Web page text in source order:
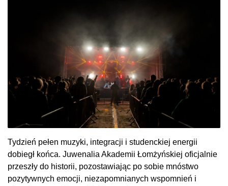
Tydzień pełen muzyki, integracji i studenckiej energii
dobiegł końca. Juwenalia Akademii Łomżyńskiej oficjalnie
przeszły do historii, pozostawiając po sobie mnóstwo
pozytywnych emocji, niezapomnianych wspomnień i